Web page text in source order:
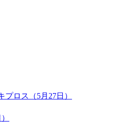
ロス（5月27日）